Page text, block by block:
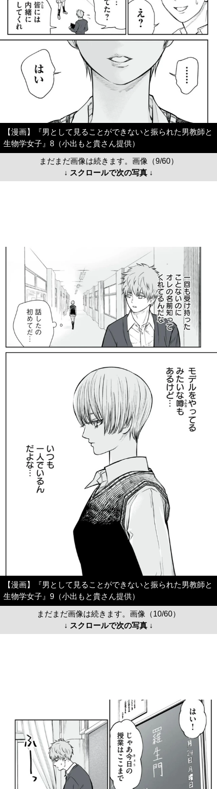
【漫画】『男として見ることができないと振られた男教師と
生物学女子』8（小出もと貴さん提供）
まだまだ画像は続きます。画像（9/60）
↓ スクロールで次の写真 ↓
【漫画】『男として見ることができないと振られた男教師と
生物学女子』9（小出もと貴さん提供）
まだまだ画像は続きます。画像（10/60）
↓ スクロールで次の写真 ↓